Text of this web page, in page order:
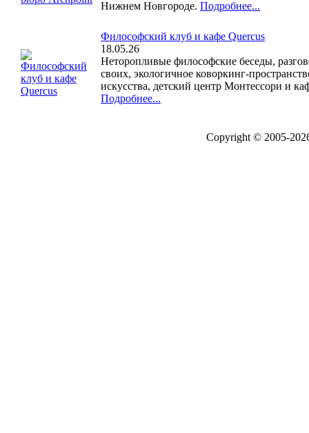
Нижнем Новгороде. Подробнее...
Философский клуб и кафе Quercus
18.05.26
Неторопливые философские беседы,
своих, экологичное коворкинг-
искусства, детский центр Монтессори и
Подробнее...
Copyright © 2005-